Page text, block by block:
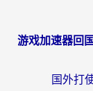
游戏加速器回国